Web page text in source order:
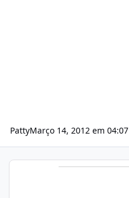
PattyMarço 14, 2012 em 04:07